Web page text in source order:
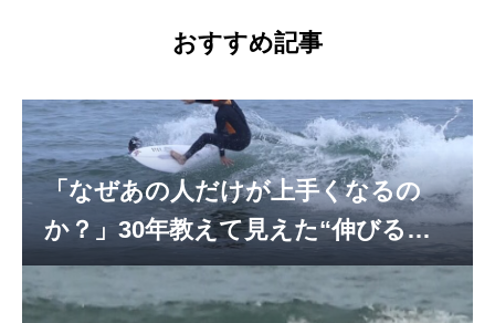
おすすめ記事
「なぜあの人だけが上手くなるの
か？」30年教えて見えた“伸びる人
の絶対条件”